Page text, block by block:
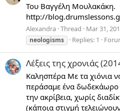
Του Βαγγέλη Μουλακάκη.
http://
Alexandra Thread Mar 31,
neologisms
Replies: 1
Λέξεις της χρονιάς
Καλησπέρα Με τα χιόνια
περάσαμε ένα δωδεκάωρο
την ακρίβεια, χωρίς
(κάποια στιγμή